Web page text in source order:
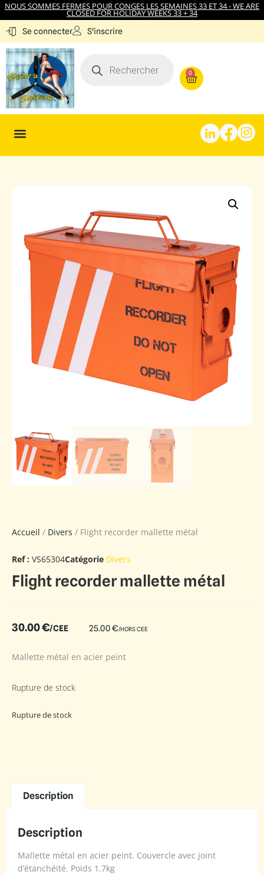
NOUS SOMMES FERMES POUR CONGES LES SEMAINES 33 ET 34 - WE ARE
CLOSED FOR HOLIDAY WEEKS 33 + 34
Se connecter S'inscrire
0
Accueil / Divers / Flight recorder mallette métal
Ref : VS65304Catégorie Divers
Flight recorder mallette métal
30.00€/CEE 25.00€/HORS CEE
Mallette métal en acier peint
Rupture de stock
Rupture de stock
Description
Description
Mallette métal en acier peint. Couvercle avec joint
d’étanchéité. Poids 1.7kg